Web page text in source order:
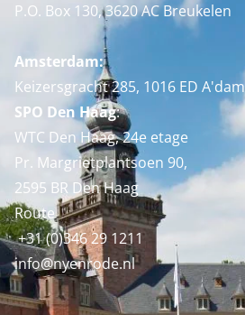
P.O. Box 130, 3620 AC Breukelen
Amsterdam:
Keizersgracht 285, 1016 ED A'dam
SPO Den Haag:
WTC Den Haag, 24e etage
Pr. Margrietplantsoen 90,
2595 BR Den Haag
Route
+31 (0)346 29 1211
info@nyenrode.nl